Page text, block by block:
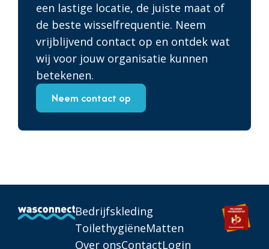
een lastige locatie, de juiste maat of
de beste wisselfrequentie. Neem
vrijblijvend contact op en ontdek wat
wij voor jouw organisatie kunnen
betekenen.
Neem contact op
Bedrijfskleding
ToilethygiëneMatten
Over onsContactLogin